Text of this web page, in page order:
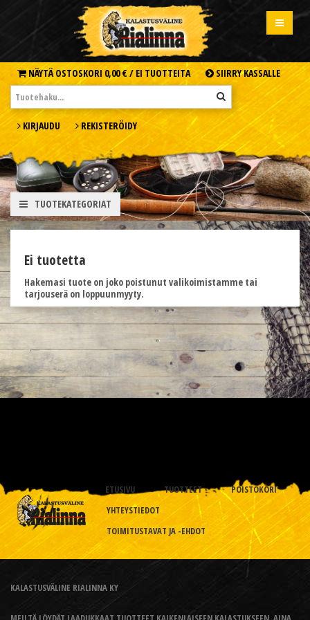
NÄYTÄ OSTOSKORI 0,00 € / EI TUOTTEITA SIIRRY KASSALLE
KIRJAUDU REKISTERÖIDY
TUOTEKATEGORIAT
Ei tuotetta
Hakemasi tuote on joko poistunut valikoimistamme tai
tarjouserä on loppuunmyyty.
ETUSIVU TUOTTEET
POISTOKORI
YHTEYSTIEDOT
TOIMITUSTAVAT JA -EHDOT
KALASTUSVÄLINE RIALINNA KY